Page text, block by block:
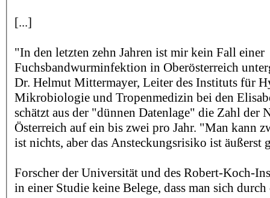
[...]
"In den letzten zehn Jahren ist mir kein Fall einer
Fuchsbandwurminfektion in Oberösterreich
Dr. Helmut Mittermayer, Leiter des Instituts für
Mikrobiologie und Tropenmedizin bei den
schätzt aus der "dünnen Datenlage" die Zahl der
Österreich auf ein bis zwei pro Jahr. "Man kann
ist nichts, aber das Ansteckungsrisiko ist äußerst
Forscher der Universität und des Robert-Koch-
in einer Studie keine Belege, dass man sich